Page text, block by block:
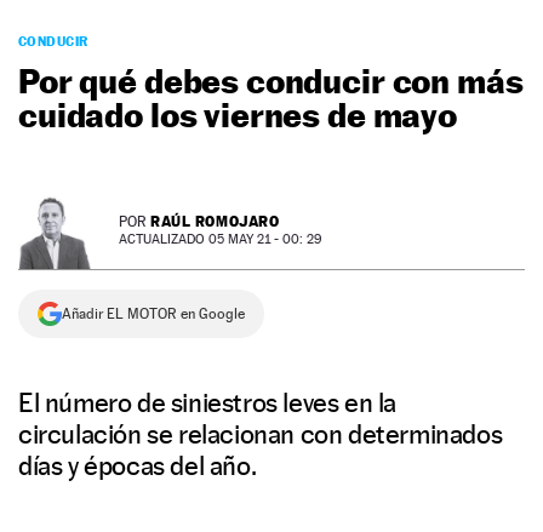
PODCAST
MOTOS
TECNOLOGÍA
PREMIOS
SERVICIOS
CONDUCIR
Por qué debes conducir con más
cuidado los viernes de mayo
POR RAÚL ROMOJARO
ACTUALIZADO 05 MAY 21 - 00: 29
Añadir EL MOTOR en Google
El número de siniestros leves en la
circulación se relacionan con determinados
días y épocas del año.